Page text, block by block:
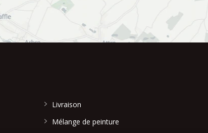
Livraison
Mélange de peinture